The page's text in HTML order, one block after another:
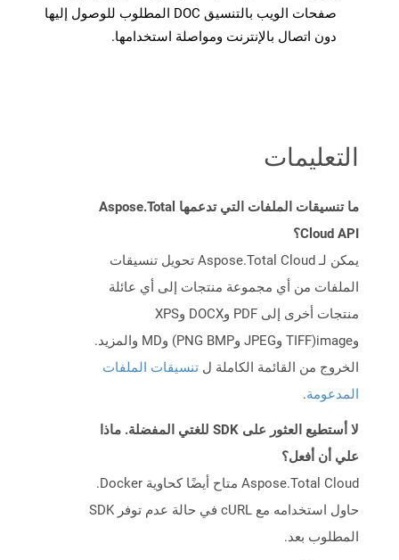
صفحات الويب بالتنسيق DOC المطلوب للوصول إليها
دون اتصال بالإنترنت ومواصلة استخدامها.
التعليمات
ما تنسيقات الملفات التي تدعمها Aspose.Total
Cloud API؟
يمكن لـ Aspose.Total Cloud تحويل تنسيقات
الملفات من أي مجموعة منتجات إلى أي عائلة
منتجات أخرى إلى PDF وDOCX وXPS
وimage(TIFF وJPEG وPNG BMP) وMD والمزيد.
الخروج من القائمة الكاملة ل تنسيقات الملفات
المدعومة.
لا أستطيع العثور على SDK للغتي المفضلة. ماذا
علي أن أفعل؟
Aspose.Total Cloud متاح أيضًا كحاوية Docker.
حاول استخدامه مع cURL في حالة عدم توفر SDK
المطلوب بعد.